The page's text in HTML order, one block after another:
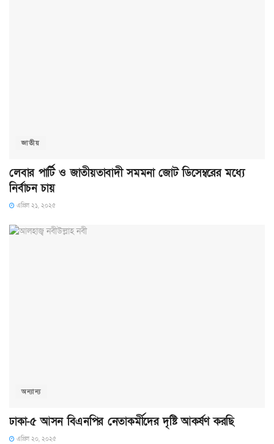
জাতীয়
লেবার পার্টি ও জাতীয়তাবাদী সমমনা জোট ডিসেম্বরের মধ্যে
নির্বাচন চায়
এপ্রিল ২১, ২০২৫
অন্যান্য
ঢাকা-৫ আসন বিএনপির নেতাকর্মীদের দৃষ্টি আকর্ষণ করছি
এপ্রিল ২০, ২০২৫